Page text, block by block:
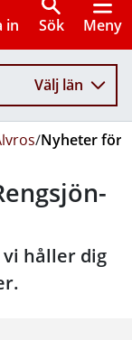
in Sök Meny
Välj län
/Nyheter för
håller dig